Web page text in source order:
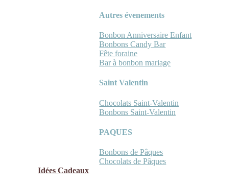
Autres évenements
Bonbon Anniversaire Enfant
Bonbons Candy Bar
Fête foraine
Bar à bonbon mariage
Saint Valentin
Chocolats Saint-Valentin
Bonbons Saint-Valentin
PAQUES
Bonbons de Pâques
Chocolats de Pâques
Idées Cadeaux